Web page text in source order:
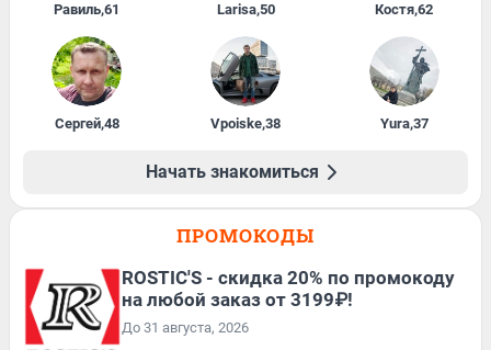
Равиль,61 Larisa,50 Костя,62
Сергей,48 Vpoiske,38 Yura,37
Начать знакомиться
ПРОМОКОДЫ
ROSTIC'S - скидка 20% по промокоду
на любой заказ от 3199₽!
До 31 августа, 2026